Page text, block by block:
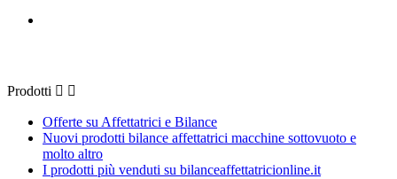
Prodotti  
Offerte su Affettatrici e Bilance
Nuovi prodotti bilance affettatrici macchine sottovuoto e
molto altro
I prodotti più venduti su bilanceaffettatricionline.it